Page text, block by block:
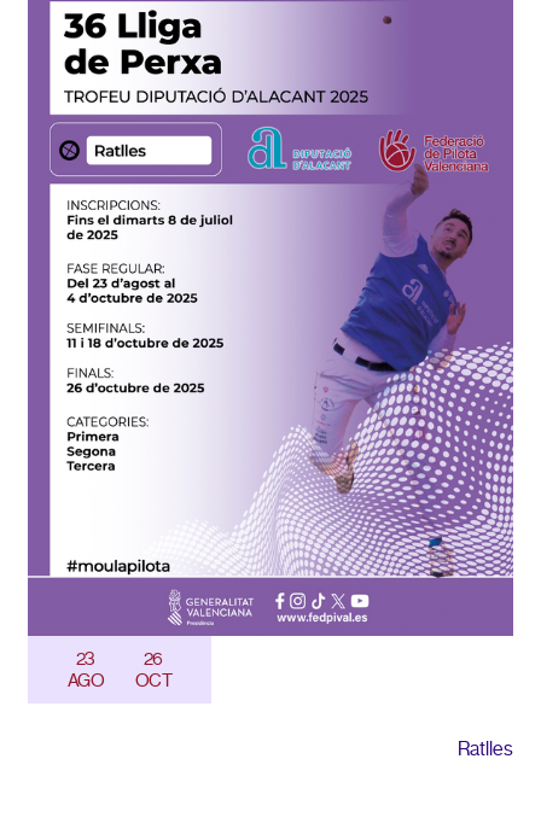
23
AGO
26
OCT
Ratlles